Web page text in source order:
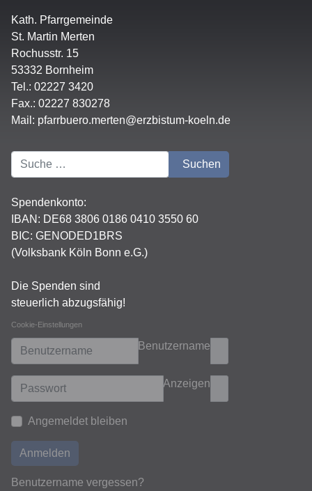
Kath. Pfarrgemeinde
St. Martin Merten
Rochusstr. 15
53332 Bornheim
Tel.: 02227 3420
Fax.: 02227 830278
Mail: pfarrbuero.merten@erzbistum-koeln.de
Suchen Suchen
Spendenkonto:
IBAN: DE68 3806 0186 0410 3550 60
BIC: GENODED1BRS
(Volksbank Köln Bonn e.G.)
Die Spenden sind
steuerlich abzugsfähig!
Cookie-Einstellungen
Benutzername
Anzeigen
Angemeldet bleiben
Anmelden
Benutzername vergessen?